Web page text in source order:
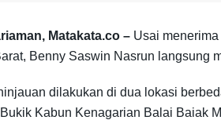
Matakata.co – Usai
Benny Saswin Nasrun langsung
dilakukan di dua lokasi
Kabun Kenagarian Balai Baiak